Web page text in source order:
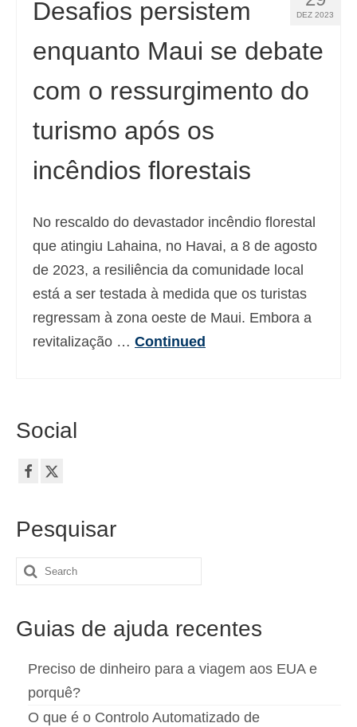
DEZ 2023
Desafios persistem
enquanto Maui se debate
com o ressurgimento do
turismo após os
incêndios florestais
No rescaldo do devastador incêndio florestal
que atingiu Lahaina, no Havai, a 8 de agosto
de 2023, a resiliência da comunidade local
está a ser testada à medida que os turistas
regressam à zona oeste de Maui. Embora a
revitalização … Continued
Social
Pesquisar
Search
Guias de ajuda recentes
Preciso de dinheiro para a viagem aos EUA e
porquê?
O que é o Controlo Automatizado de